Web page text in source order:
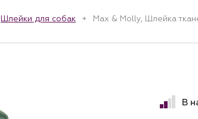
Шлейки для собак Max & Molly, Шлейка
В